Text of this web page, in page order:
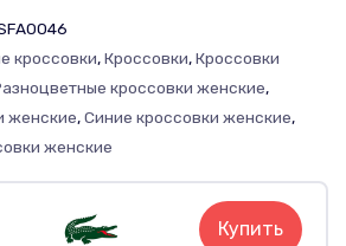
кроссовки,Кроссовки,Кроссовки
кроссовки женские,
женские,Синие кроссовки женские,
женские
Купить